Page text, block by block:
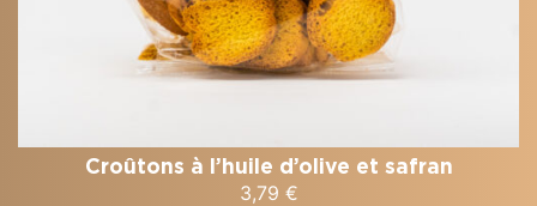
Croûtons à l’huile d’olive et safran
3,79 €